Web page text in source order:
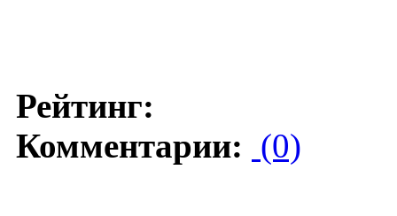
Рейтинг:
Комментарии: (0)